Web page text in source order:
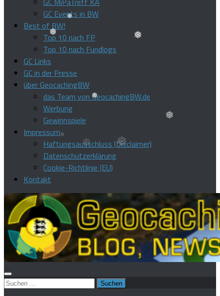
❅
❅
❅
❅
GC Events in BW
Best of BW!
Top 10 nach FP
Top 10 nach Fundlogs
GC Links
GC in der Presse
über GeocachingBW
das Team von GeocachingBW.de
Werbung
Gewinnspiele
Impressum
Haftungsausschluss (Disclaimer)
Datenschutzerklärung
Cookie-Richtlinie (EU)
Kontakt
Suchen